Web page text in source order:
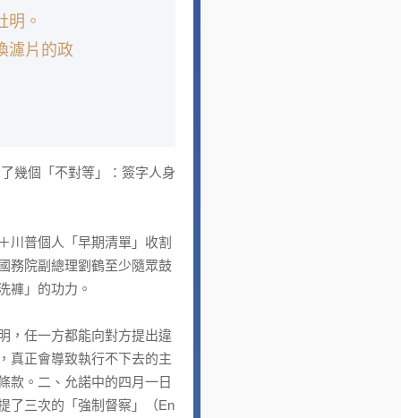
明。
濾片的政
幾個「不對等」：簽字人身
普個人「早期清單」收割
務院副總理劉鶴至少隨眾鼓
褲」的功力。
任一方都能向對方提出違
真正會導致執行不下去的主
款。二、允諾中的四月一日
了三次的「強制督察」（En